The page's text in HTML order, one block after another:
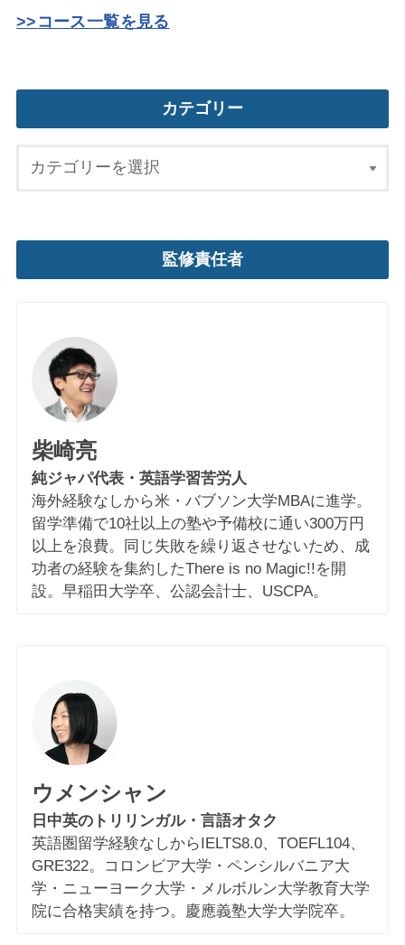
>>コース一覧を見る
カテゴリー
監修責任者
柴崎亮
純ジャパ代表・英語学習苦労人
海外経験なしから米・バブソン大学MBAに進学。
留学準備で10社以上の塾や予備校に通い300万円
以上を浪費。同じ失敗を繰り返させないため、成
功者の経験を集約したThere is no Magic!!を開
設。早稲田大学卒、公認会計士、USCPA。
ウメンシャン
日中英のトリリンガル・言語オタク
英語圏留学経験なしからIELTS8.0、TOEFL104、
GRE322。コロンビア大学・ペンシルバニア大
学・ニューヨーク大学・メルボルン大学教育大学
院に合格実績を持つ。慶應義塾大学大学院卒。